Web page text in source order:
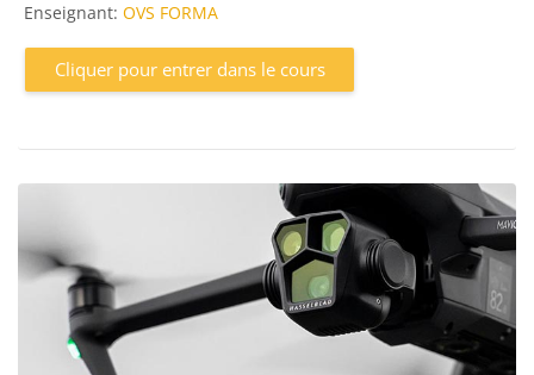
Enseignant: OVS FORMA
Cliquer pour entrer dans le cours